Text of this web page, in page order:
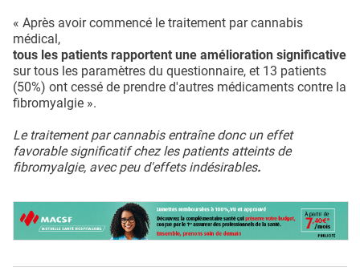
« Après avoir commencé le traitement par cannabis
médical,
tous les patients rapportent une amélioration significative
sur tous les paramètres du questionnaire, et 13 patients
(50%) ont cessé de prendre d'autres médicaments contre la
fibromyalgie ».
Le traitement par cannabis entraîne donc un effet
favorable significatif chez les patients atteints de
fibromyalgie, avec peu d'effets indésirables.